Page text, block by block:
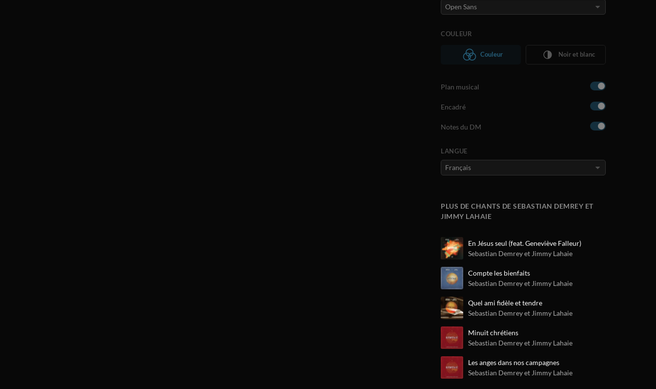
COULEUR
Couleur Noir et blanc
Plan musical
Encadré
Notes du DM
LANGUE
PLUS DE CHANTS DE SEBASTIAN DEMREY ET
JIMMY LAHAIE
En Jésus seul (feat. Geneviève Falleur)
Sebastian Demrey et Jimmy Lahaie
Compte les bienfaits
Sebastian Demrey et Jimmy Lahaie
Quel ami fidèle et tendre
Sebastian Demrey et Jimmy Lahaie
Minuit chrétiens
Sebastian Demrey et Jimmy Lahaie
Les anges dans nos campagnes
Sebastian Demrey et Jimmy Lahaie